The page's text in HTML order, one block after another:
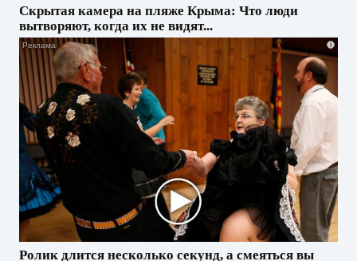
Скрытая камера на пляже Крыма: Что люди
вытворяют, когда их не видят...
i
Ролик длится несколько секунд, а смеяться вы